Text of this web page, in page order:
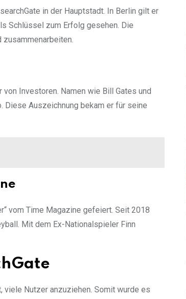
in der Hauptstadt. In Berlin gilt er
Schlüssel zum Erfolg gesehen. Die
Investoren. Namen wie Bill Gates und
Diese Auszeichnung bekam er für seine
vom Time Magazine gefeiert. Seit 2018
Mit dem Ex-Nationalspieler Finn
viele Nutzer anzuziehen. Somit wurde es